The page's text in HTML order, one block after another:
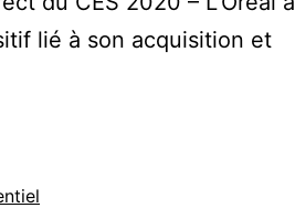
lié à son acquisition et